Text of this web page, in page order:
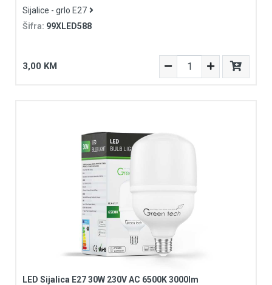
Sijalice - grlo E27
Šifra: 99XLED588
3,00 KM
LED Sijalica E27 30W 230V AC 6500K 3000lm